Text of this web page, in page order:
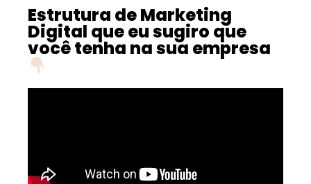
Estrutura de Marketing
Digital que eu sugiro que
você tenha na sua empresa